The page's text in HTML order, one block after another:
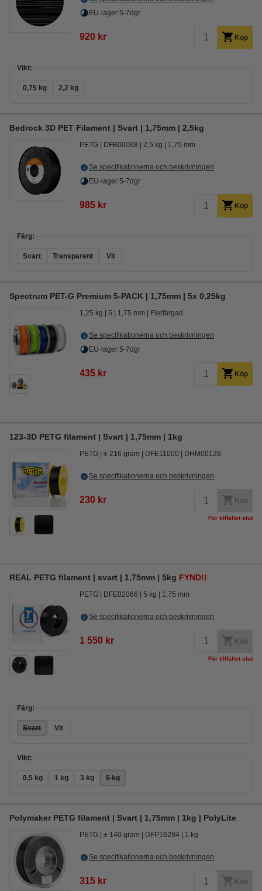
EU-lager 5-7dgr
920 kr Köp
Vikt:
0,75 kg 2,2 kg
Bedrock 3D PET Filament | Svart | 1,75mm | 2,5kg
PETG DFB00068 2,5 kg 1,75 mm
Se specifikationerna och beskrivningen
EU-lager 5-7dgr
985 kr Köp
Färg:
Svart Transparent Vit
Spectrum PET-G Premium 5-PACK | 1,75mm | 5x 0,25kg
1,25 kg 5 1,75 mm Flerfärgad
Se specifikationerna och beskrivningen
EU-lager 5-7dgr
435 kr Köp
123-3D PETG filament | Svart | 1,75mm | 1kg
PETG ± 216 gram DFE11000 DHM00128
Se specifikationerna och beskrivningen
230 kr Köp
För tillfället slut
REAL PETG filament | svart | 1,75mm | 5kg FYND!!
PETG DFE02066 5 kg 1,75 mm
Se specifikationerna och beskrivningen
1 550 kr Köp
För tillfället slut
Färg:
Svart Vit
Vikt:
0,5 kg 1 kg 3 kg 5 kg
Polymaker PETG filament | Svart | 1,75mm | 1kg | PolyLite
PETG ± 140 gram DFP16294 1 kg
Se specifikationerna och beskrivningen
315 kr Köp